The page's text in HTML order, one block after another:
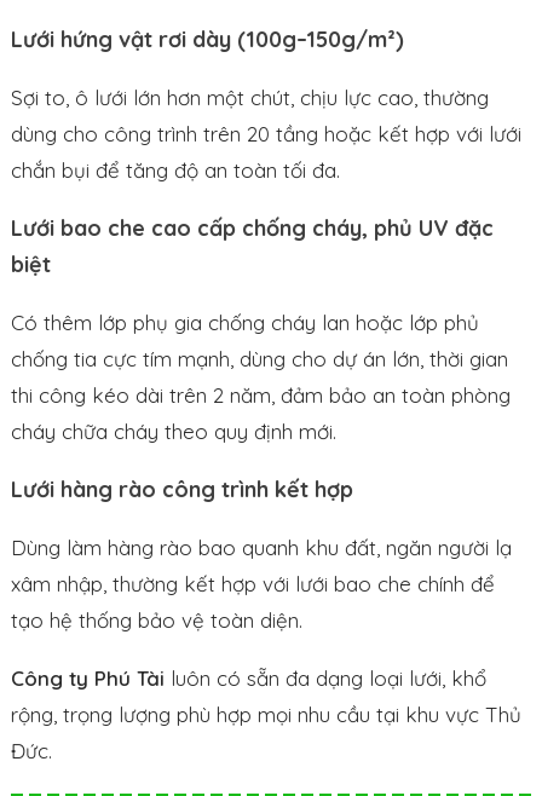
Lưới hứng vật rơi dày (100g–150g/m²)
Sợi to, ô lưới lớn hơn một chút, chịu lực cao, thường
dùng cho công trình trên 20 tầng hoặc kết hợp với lưới
chắn bụi để tăng độ an toàn tối đa.
Lưới bao che cao cấp chống cháy, phủ UV đặc
biệt
Có thêm lớp phụ gia chống cháy lan hoặc lớp phủ
chống tia cực tím mạnh, dùng cho dự án lớn, thời gian
thi công kéo dài trên 2 năm, đảm bảo an toàn phòng
cháy chữa cháy theo quy định mới.
Lưới hàng rào công trình kết hợp
Dùng làm hàng rào bao quanh khu đất, ngăn người lạ
xâm nhập, thường kết hợp với lưới bao che chính để
tạo hệ thống bảo vệ toàn diện.
Công ty Phú Tài luôn có sẵn đa dạng loại lưới, khổ
rộng, trọng lượng phù hợp mọi nhu cầu tại khu vực Thủ
Đức.